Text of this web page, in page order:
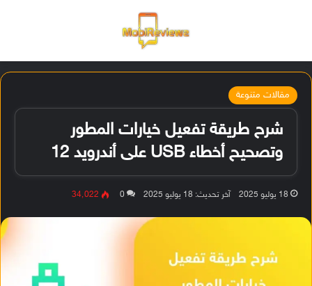
مقالات متنوعة
شرح طريقة تفعيل خيارات المطور
وتصحيح أخطاء USB على أندرويد 12
18 يوليو 2025 آخر تحديث: 18 يوليو 2025 0 34٬022